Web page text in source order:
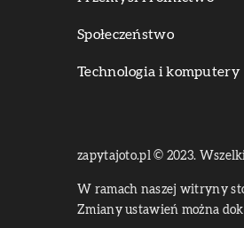
Społeczeństwo
Technologia i komputery
zapytajoto.pl © 2023.
W ramach naszej witryny
Zmiany ustawień można